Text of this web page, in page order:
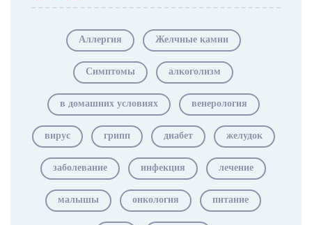
Аллергия Желчные камни
Симптомы алкоголизм
в домашних условиях венерология
вирус грипп диабет желудок
заболевание инфекция лечение
малышы онкология питание